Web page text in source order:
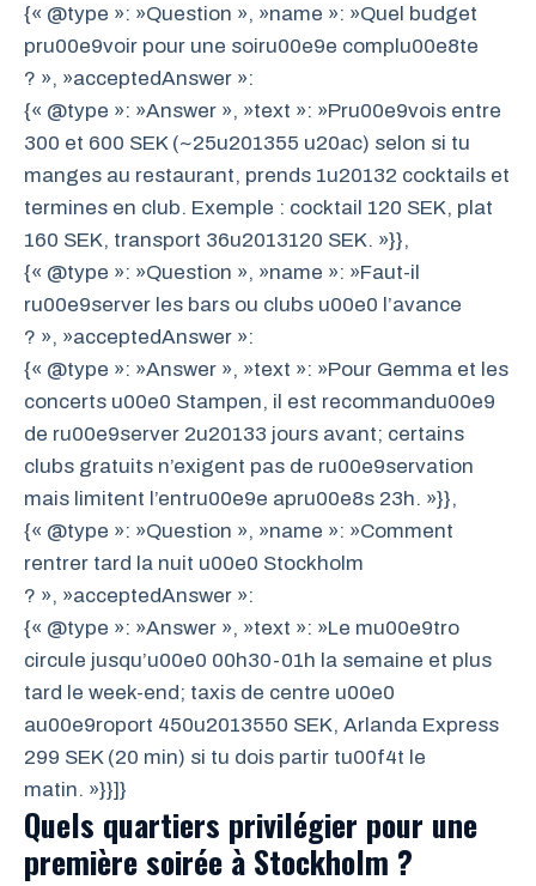
{« @type »: »Question », »name »: »Quel budget
pru00e9voir pour une soiru00e9e complu00e8te
? », »acceptedAnswer »:
{« @type »: »Answer », »text »: »Pru00e9vois entre
300 et 600 SEK (~25u201355 u20ac) selon si tu
manges au restaurant, prends 1u20132 cocktails et
termines en club. Exemple : cocktail 120 SEK, plat
160 SEK, transport 36u2013120 SEK. »}},
{« @type »: »Question », »name »: »Faut-il
ru00e9server les bars ou clubs u00e0 l’avance
? », »acceptedAnswer »:
{« @type »: »Answer », »text »: »Pour Gemma et les
concerts u00e0 Stampen, il est recommandu00e9
de ru00e9server 2u20133 jours avant; certains
clubs gratuits n’exigent pas de ru00e9servation
mais limitent l’entru00e9e apru00e8s 23h. »}},
{« @type »: »Question », »name »: »Comment
rentrer tard la nuit u00e0 Stockholm
? », »acceptedAnswer »:
{« @type »: »Answer », »text »: »Le mu00e9tro
circule jusqu’u00e0 00h30-01h la semaine et plus
tard le week-end; taxis de centre u00e0
au00e9roport 450u2013550 SEK, Arlanda Express
299 SEK (20 min) si tu dois partir tu00f4t le
matin. »}}]}
Quels quartiers privilégier pour une
première soirée à Stockholm ?